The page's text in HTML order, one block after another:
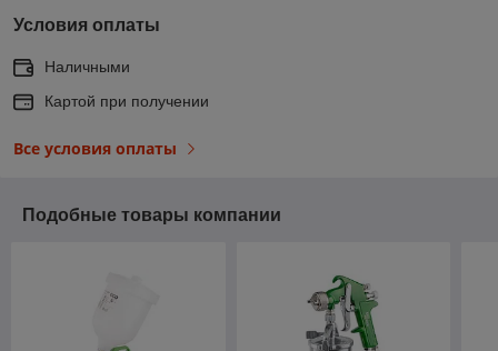
Условия оплаты
Наличными
Картой при получении
Все условия оплаты
Подобные товары компании